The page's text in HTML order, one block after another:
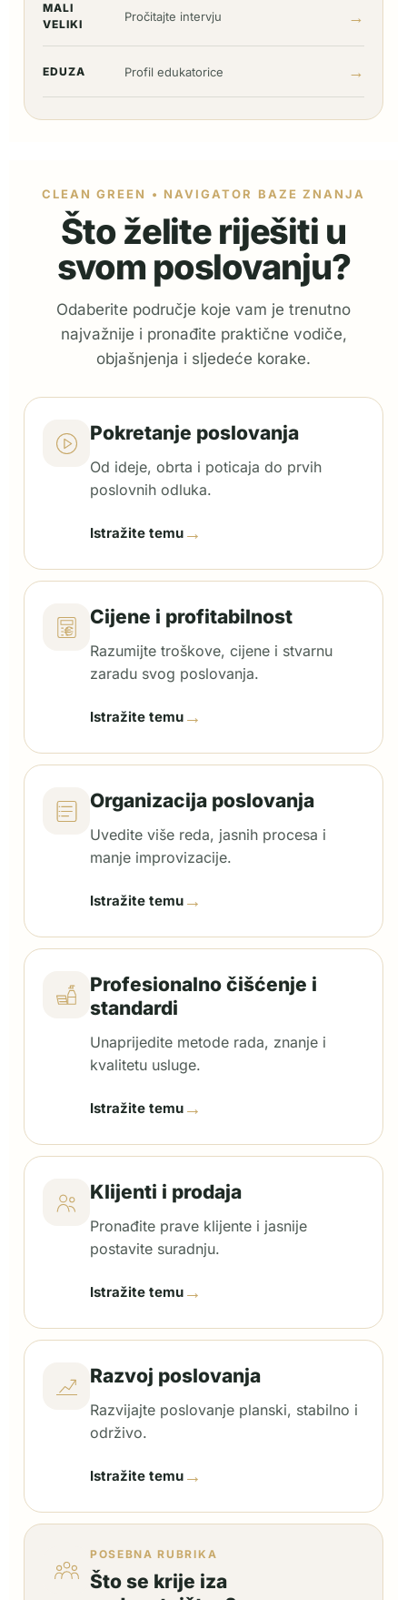
MALI
VELIKI
Pročitajte intervju →
EDUZA Profil edukatorice →
CLEAN GREEN • NAVIGATOR BAZE ZNANJA
Što želite riješiti u
svom poslovanju?
Odaberite područje koje vam je trenutno
najvažnije i pronađite praktične vodiče,
objašnjenja i sljedeće korake.
Pokretanje poslovanja
Od ideje, obrta i poticaja do prvih
poslovnih odluka.
Istražite temu →
Cijene i profitabilnost
Razumijte troškove, cijene i stvarnu
zaradu svog poslovanja.
Istražite temu →
Organizacija poslovanja
Uvedite više reda, jasnih procesa i
manje improvizacije.
Istražite temu →
Profesionalno čišćenje i
standardi
Unaprijedite metode rada, znanje i
kvalitetu usluge.
Istražite temu →
Klijenti i prodaja
Pronađite prave klijente i jasnije
postavite suradnju.
Istražite temu →
Razvoj poslovanja
Razvijajte poslovanje planski, stabilno i
održivo.
Istražite temu →
POSEBNA RUBRIKA
Što se krije iza